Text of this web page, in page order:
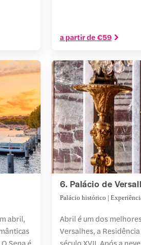
a partir de €59
abril,
Sena é
6. Palácio de
Palácio histórico |
Abril é um dos
Versalhes, a
século XVII. Após a